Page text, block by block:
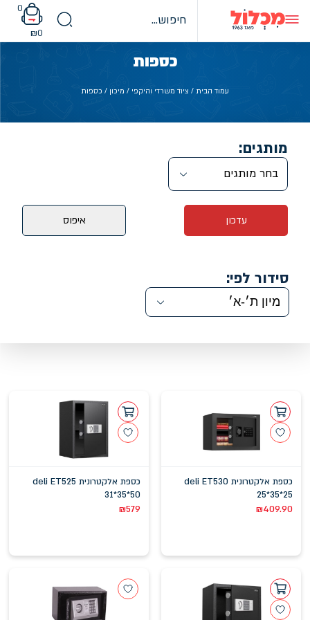
content
0
₪0
כספות
עמוד הבית / ציוד משרדי והיקפי / מיכון / כספות
מותגים:
בחר מותגים
עדכון איפוס
סידור לפי:
כספת אלקטרונית deli ET530
25*35*25
₪409.90
כספת אלקטרונית deli ET525
31*35*50
₪579